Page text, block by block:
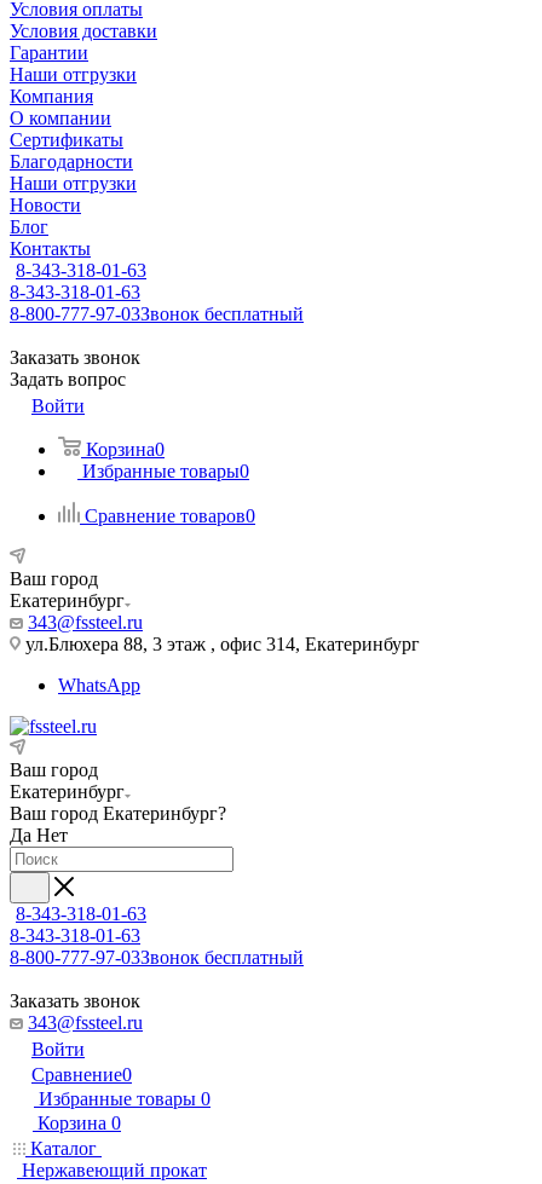
Условия оплаты
Условия доставки
Гарантии
Наши отгрузки
Компания
О компании
Сертификаты
Благодарности
Наши отгрузки
Новости
Блог
Контакты
8-343-318-01-63
8-343-318-01-63
8-800-777-97-03Звонок бесплатный
Заказать звонок
Задать вопрос
Войти
Корзина0
Избранные товары0
Сравнение товаров0
Ваш город
Екатеринбург
343@fssteel.ru
ул.Блюхера 88, 3 этаж , офис 314, Екатеринбург
WhatsApp
Ваш город
Екатеринбург
Ваш город Екатеринбург?
Да Нет
8-343-318-01-63
8-343-318-01-63
8-800-777-97-03Звонок бесплатный
Заказать звонок
343@fssteel.ru
Войти
Сравнение0
Избранные товары 0
Корзина 0
Каталог
Нержавеющий прокат